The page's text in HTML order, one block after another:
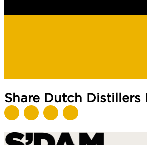
Share Dutch Distillers